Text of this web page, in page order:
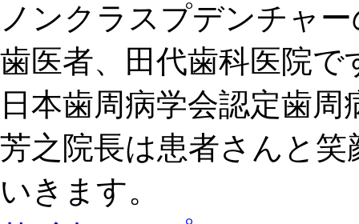
ノンクラスプデンチャ
歯医者、田代歯科医院で
日本歯周病学会認定歯
芳之院長は患者さんと
いきます。